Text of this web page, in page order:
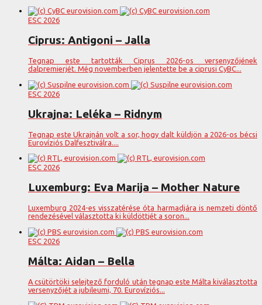
ESC 2026
Ciprus: Antigoni – Jalla
Tegnap este tartották Ciprus 2026-os versenyzőjének
dalpremierjét. Még novemberben jelentette be a ciprusi CyBC...
ESC 2026
Ukrajna: Leléka – Ridnym
Tegnap este Ukrajnán volt a sor, hogy dalt küldjön a 2026-os bécsi
Eurovíziós Dalfesztiválra....
ESC 2026
Luxemburg: Eva Marija – Mother Nature
Luxemburg 2024-es visszatérése óta harmadjára is nemzeti döntő
rendezésével választotta ki küldöttjét a soron...
ESC 2026
Málta: Aidan – Bella
A csütörtöki selejtező forduló után tegnap este Málta kiválasztotta
versenyzőjét a jubileumi, 70. Eurovíziós...